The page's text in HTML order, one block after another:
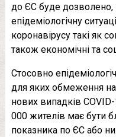
до ЄС буде
епідеміологічну
коронавірусу такі як
також економічні та
Стосовно
для яких обмеження на
нових випадків COVID-
000 жителів має бути
показника по ЄС або